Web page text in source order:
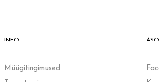
INFO
Müügitingimused